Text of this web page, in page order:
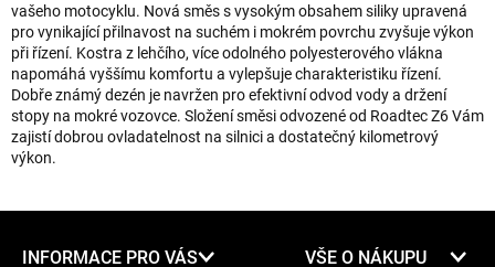
vašeho motocyklu. Nová směs s vysokým obsahem siliky upravená
pro vynikající přilnavost na suchém i mokrém povrchu zvyšuje výkon
při řízení. Kostra z lehčího, více odolného polyesterového vlákna
napomáhá vyššímu komfortu a vylepšuje charakteristiku řízení.
Dobře známý dezén je navržen pro efektivní odvod vody a držení
stopy na mokré vozovce. Složení směsi odvozené od Roadtec Z6 Vám
zajistí dobrou ovladatelnost na silnici a dostatečný kilometrový
výkon.
INFORMACE PRO VÁS VŠE O NÁKUPU